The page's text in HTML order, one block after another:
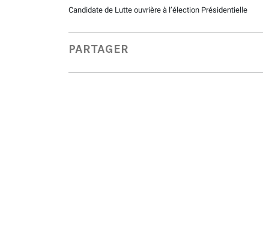
Candidate de Lutte ouvrière à l’élection Présidentielle
PARTAGER